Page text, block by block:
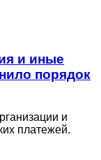
и иные
порядок
и
платежей.